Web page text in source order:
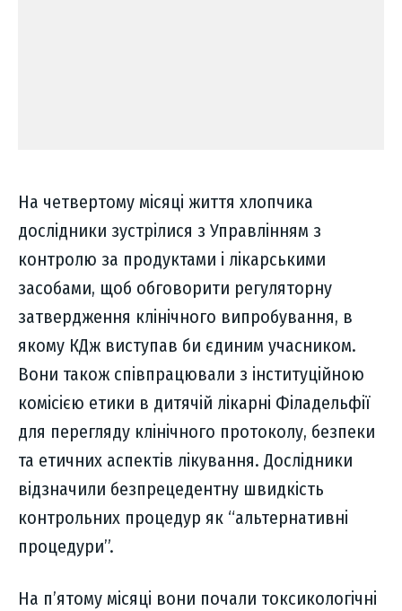
На четвертому місяці життя хлопчика
дослідники зустрілися з Управлінням з
контролю за продуктами і лікарськими
засобами, щоб обговорити регуляторну
затвердження клінічного випробування, в
якому КДж виступав би єдиним учасником.
Вони також співпрацювали з інституційною
комісією етики в дитячій лікарні Філадельфії
для перегляду клінічного протоколу, безпеки
та етичних аспектів лікування. Дослідники
відзначили безпрецедентну швидкість
контрольних процедур як “альтернативні
процедури”.
На п’ятому місяці вони почали токсикологічні